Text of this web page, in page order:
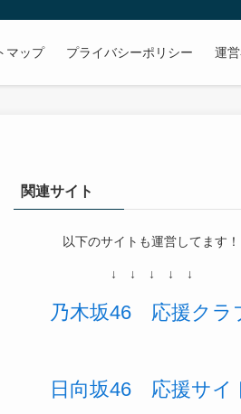
欅坂46を応援していくことを目的（目標）
マップ プライバシーポリシー 運
関連サイト
以下のサイトも運営してます！
↓ ↓ ↓ ↓ ↓
乃木坂46 応援クラ
日向坂46 応援サイ